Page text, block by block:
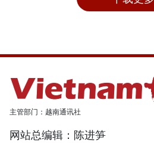
主管部门：越南通讯社
网站总编辑：陈进笋